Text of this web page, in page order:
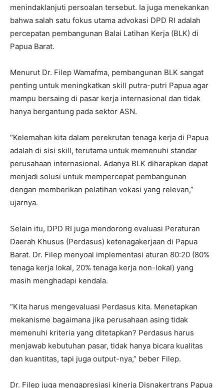
menindaklanjuti persoalan tersebut. Ia juga menekankan
bahwa salah satu fokus utama advokasi DPD RI adalah
percepatan pembangunan Balai Latihan Kerja (BLK) di
Papua Barat.
Menurut Dr. Filep Wamafma, pembangunan BLK sangat
penting untuk meningkatkan skill putra-putri Papua agar
mampu bersaing di pasar kerja internasional dan tidak
hanya bergantung pada sektor ASN.
“Kelemahan kita dalam perekrutan tenaga kerja di Papua
adalah di sisi skill, terutama untuk memenuhi standar
perusahaan internasional. Adanya BLK diharapkan dapat
menjadi solusi untuk mempercepat pembangunan
dengan memberikan pelatihan vokasi yang relevan,”
ujarnya.
Selain itu, DPD RI juga mendorong evaluasi Peraturan
Daerah Khusus (Perdasus) ketenagakerjaan di Papua
Barat. Dr. Filep menyoal implementasi aturan 80:20 (80%
tenaga kerja lokal, 20% tenaga kerja non-lokal) yang
masih menghadapi kendala.
“Kita harus mengevaluasi Perdasus kita. Menetapkan
mekanisme bagaimana jika perusahaan asing tidak
memenuhi kriteria yang ditetapkan? Perdasus harus
menjawab kebutuhan pasar, tidak hanya bicara kualitas
dan kuantitas, tapi juga output-nya,” beber Filep.
Dr. Filep juga mengapresiasi kinerja Disnakertrans Papua